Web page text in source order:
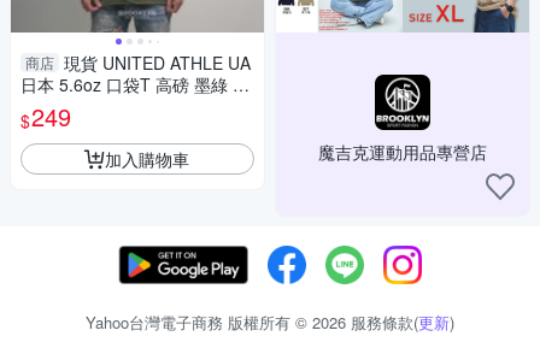
商店 現貨 UNITED ATHLE UA
日本 5.6oz 口袋T 高磅 墨綠 短
T 男女 (布魯克林) 350060103
5
$249
加入購物車 魔吉克運動用品專營店
Yahoo台灣電子商務 版權所有 © 2026 服務條款(更新)